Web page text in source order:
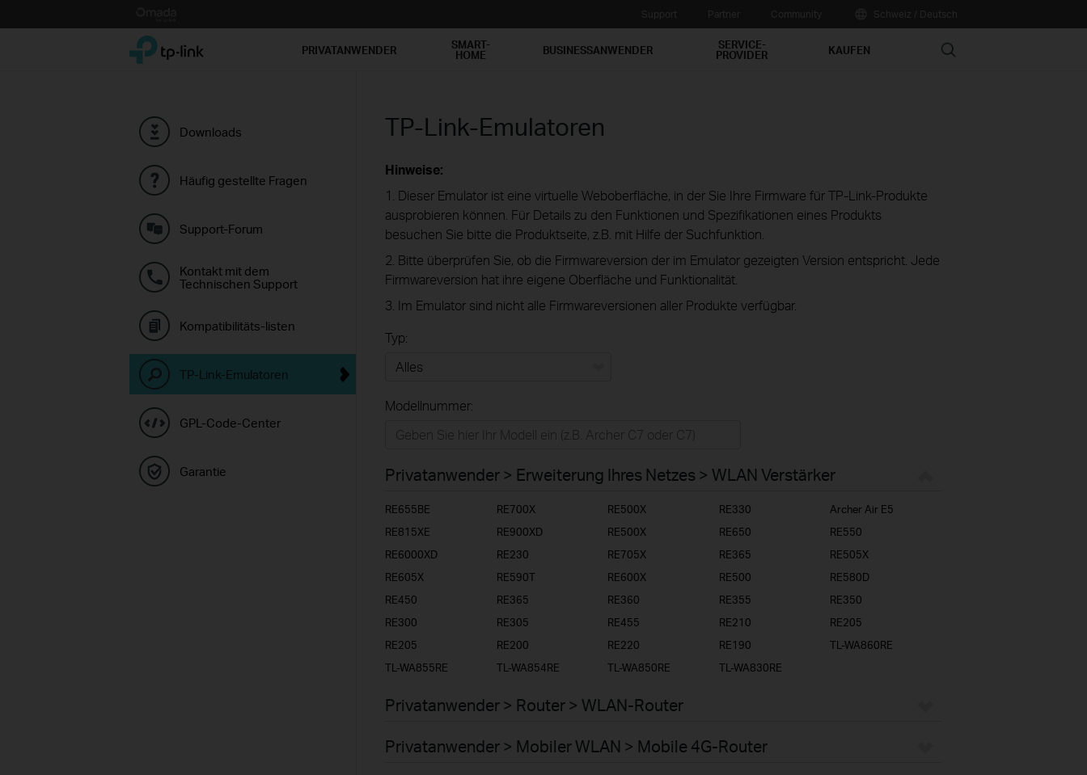
to
TP-Link, Reliably Smart PRIVATANWENDER SMART-
HOME BUSINESSANWENDER SERVICE-
PROVIDER KAUFEN Search
Downloads
Häufig gestellte Fragen
Support-Forum
Kontakt mit dem
Technischen Support
Kompatibilitäts-listen
TP-Link-Emulatoren
GPL-Code-Center
Garantie
TP-Link-Emulatoren
Hinweise:
1. Dieser Emulator ist eine virtuelle Weboberfläche, in der Sie Ihre Firmware für TP-Link-Produkte
ausprobieren können. Für Details zu den Funktionen und Spezifikationen eines Produkts
besuchen Sie bitte die Produktseite, z.B. mit Hilfe der Suchfunktion.
2. Bitte überprüfen Sie, ob die Firmwareversion der im Emulator gezeigten Version entspricht. Jede
Firmwareversion hat ihre eigene Oberfläche und Funktionalität.
3. Im Emulator sind nicht alle Firmwareversionen aller Produkte verfügbar.
Typ:
Businessanwender
Service-Provider
Modellnummer:
Privatanwender > Erweiterung Ihres Netzes > WLAN Verstärker
RE655BE RE700X RE500X RE330
Archer Air E5
RE815XE
RE900XD RE500X RE650
RE550
RE6000XD
RE230 RE705X RE365
RE505X
RE605X
RE590T RE600X RE500
RE580D
RE450
RE365 RE360 RE355
RE350
RE300
RE305 RE455 RE210
RE205
RE205
RE200 RE220 RE190
TL-WA860RE
TL-WA855RE
TL-WA854RE TL-WA850RE TL-WA830RE
Privatanwender > Router > WLAN-Router
Privatanwender > Mobiler WLAN > Mobile 4G-Router